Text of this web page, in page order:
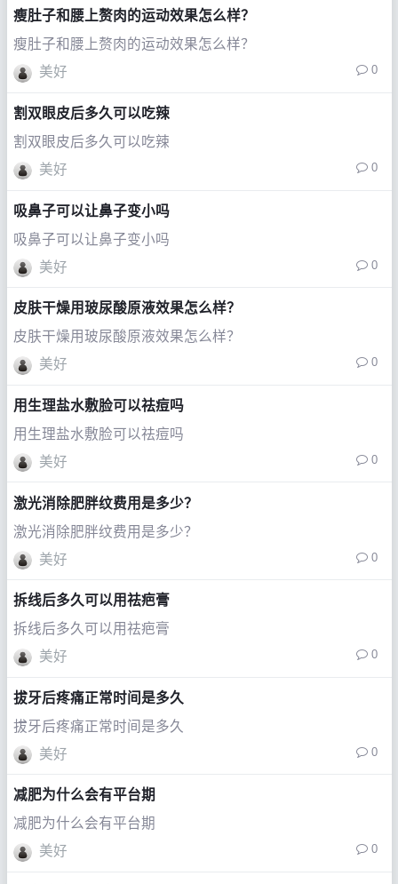
瘦肚子和腰上赘肉的运动效果怎么样？
瘦肚子和腰上赘肉的运动效果怎么样？
美好
0
割双眼皮后多久可以吃辣
割双眼皮后多久可以吃辣
美好
0
吸鼻子可以让鼻子变小吗
吸鼻子可以让鼻子变小吗
美好
0
皮肤干燥用玻尿酸原液效果怎么样？
皮肤干燥用玻尿酸原液效果怎么样？
美好
0
用生理盐水敷脸可以祛痘吗
用生理盐水敷脸可以祛痘吗
美好
0
激光消除肥胖纹费用是多少？
激光消除肥胖纹费用是多少？
美好
0
拆线后多久可以用祛疤膏
拆线后多久可以用祛疤膏
美好
0
拔牙后疼痛正常时间是多久
拔牙后疼痛正常时间是多久
美好
0
减肥为什么会有平台期
减肥为什么会有平台期
美好
0